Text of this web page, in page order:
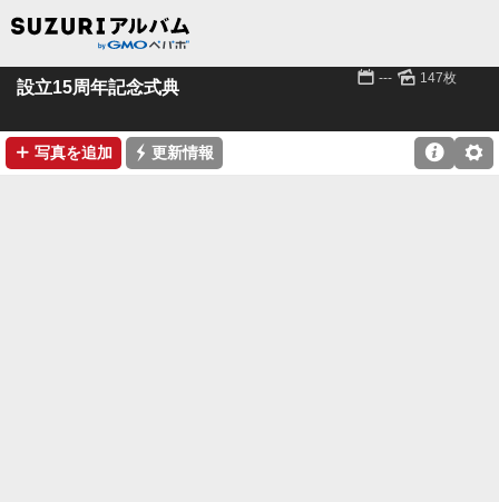
設立15周年記念式典 📅 --- 🌄 147枚
➕ 写真を追加 ⚡ 更新情報 ⚙
